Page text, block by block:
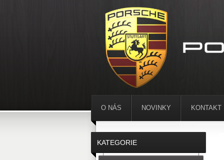
KATEGORIE
O NÁS NOVINKY KONTAKT